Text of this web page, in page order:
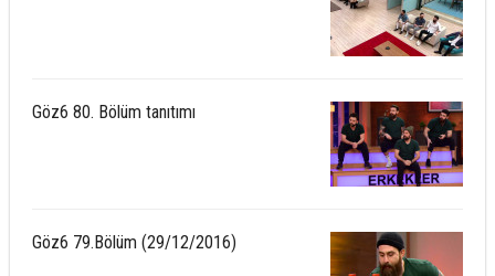
Göz6 80. Bölüm tanıtımı
Göz6 79.Bölüm (29/12/2016)